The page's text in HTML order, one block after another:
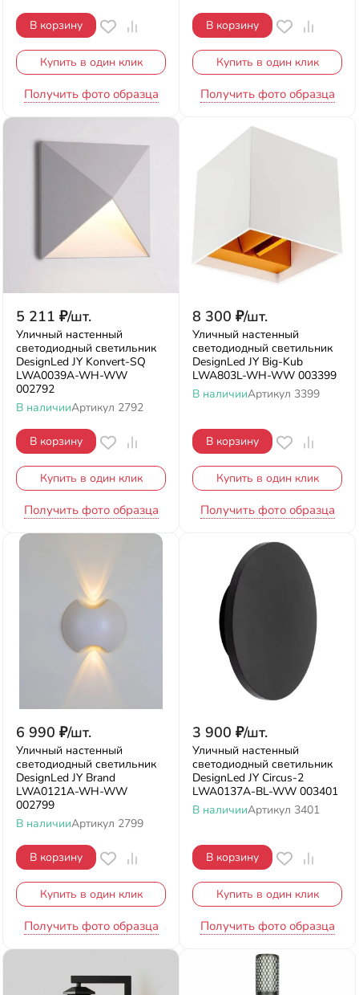
В корзину
Купить в один клик
Получить фото образца
В корзину
Купить в один клик
Получить фото образца
5 211 ₽/шт.
Уличный настенный
светодиодный светильник
DesignLed JY Konvert-SQ
LWA0039A-WH-WW
002792
В наличииАртикул 2792
В корзину
Купить в один клик
Получить фото образца
8 300 ₽/шт.
Уличный настенный
светодиодный светильник
DesignLed JY Big-Kub
LWA803L-WH-WW 003399
В наличииАртикул 3399
В корзину
Купить в один клик
Получить фото образца
6 990 ₽/шт.
Уличный настенный
светодиодный светильник
DesignLed JY Brand
LWA0121A-WH-WW
002799
В наличииАртикул 2799
В корзину
Купить в один клик
Получить фото образца
3 900 ₽/шт.
Уличный настенный
светодиодный светильник
DesignLed JY Circus-2
LWA0137A-BL-WW 003401
В наличииАртикул 3401
В корзину
Купить в один клик
Получить фото образца